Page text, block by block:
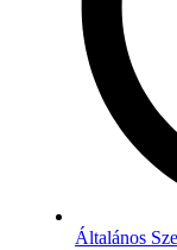
Általános